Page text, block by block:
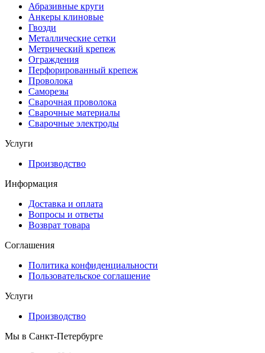
Абразивные круги
Анкеры клиновые
Гвозди
Металлические сетки
Метрический крепеж
Ограждения
Перфорированный крепеж
Проволока
Саморезы
Сварочная проволока
Сварочные материалы
Сварочные электроды
Услуги
Производство
Информация
Доставка и оплата
Вопросы и ответы
Возврат товара
Соглашения
Политика конфиденциальности
Пользовательское соглашение
Услуги
Производство
Мы в Санкт-Петербурге